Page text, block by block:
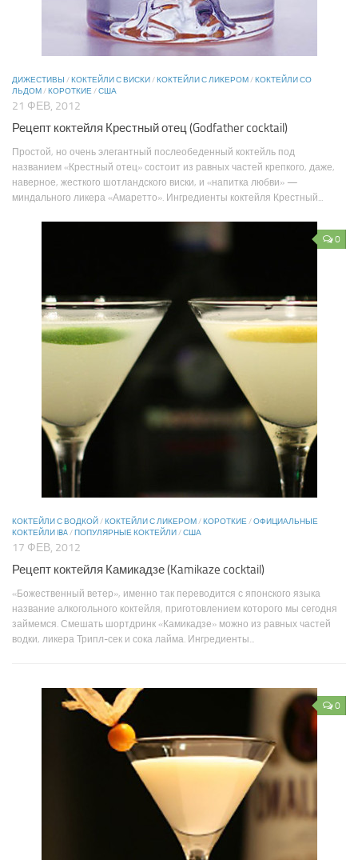
ДИЖЕСТИВЫ /КОКТЕЙЛИ С ВИСКИ/КОКТЕЙЛИ С ЛИКЕРОМ/КОКТЕЙЛИ СО
ЛЬДОМ/КОРОТКИЕ/США
21 ФЕВ, 2012
Рецепт коктейля Крестный отец (Godfather cocktail)
Простой, но очень элегантный послеобеденный коктейль под
названием «Крестный отец» состоит из равных частей крепкого, даже,
наверное, жесткого шотландского виски, и «напитка любви» —
миндального ликера «Амаретто». Ингредиенты коктейля Крестный...
0
КОКТЕЙЛИ С ВОДКОЙ/КОКТЕЙЛИ С ЛИКЕРОМ/КОРОТКИЕ/ОФИЦИАЛЬНЫЕ
КОКТЕЙЛИ IBA/ПОПУЛЯРНЫЕ КОКТЕЙЛИ/США
17 ФЕВ, 2012
Рецепт коктейля Камикадзе (Kamikaze cocktail)
«Божественный ветер», именно так переводится с японского языка
название алкогольного коктейля, приготовлением которого мы сегодня
займемся. Смешать шортдринк «Камикадзе» можно из равных частей
водки, ликера Трипл-сек и сока лайма. Ингредиенты...
0